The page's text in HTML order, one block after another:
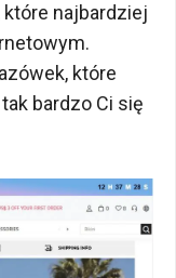
najbardziej
które
bardzo Ci się